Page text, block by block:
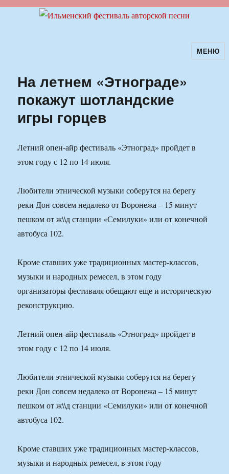
Ильменский фестиваль авторскойМЕНЮ
На летнем «Этнограде»
покажут шотландские
игры горцев
Летний опен-айр фестиваль «Этноград» пройдет в
этом году с 12 по 14 июля.
Любители этнической музыки соберутся на берегу
реки Дон совсем недалеко от Воронежа – 15 минут
пешком от ж\\д станции «Семилуки» или от конечной
автобуса 102.
Кроме ставших уже традиционных мастер-классов,
музыки и народных ремесел, в этом году
организаторы фестиваля обещают еще и историческую
реконструкцию.
Летний опен-айр фестиваль «Этноград» пройдет в
этом году с 12 по 14 июля.
Любители этнической музыки соберутся на берегу
реки Дон совсем недалеко от Воронежа – 15 минут
пешком от ж\\д станции «Семилуки» или от конечной
автобуса 102.
Кроме ставших уже традиционных мастер-классов,
музыки и народных ремесел, в этом году